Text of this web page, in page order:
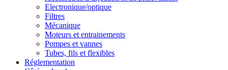
Electronique/optique
Filtres
Mécanique
Moteurs et entrainements
Pompes et vannes
Tubes, fils et flexibles
Réglementation